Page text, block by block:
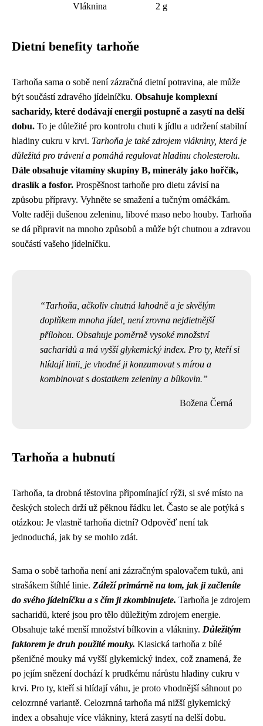
Vláknina 2 g
Dietní benefity tarhoňe
Tarhoňa sama o sobě není zázračná dietní potravina, ale může
být součástí zdravého jídelníčku. Obsahuje komplexní
sacharidy, které dodávají energii postupně a zasytí na delší
dobu. To je důležité pro kontrolu chuti k jídlu a udržení stabilní
hladiny cukru v krvi. Tarhoňa je také zdrojem vlákniny, která je
důležitá pro trávení a pomáhá regulovat hladinu cholesterolu.
Dále obsahuje vitamíny skupiny B, minerály jako hořčík,
draslík a fosfor. Prospěšnost tarhoňe pro dietu závisí na
způsobu přípravy. Vyhněte se smažení a tučným omáčkám.
Volte raději dušenou zeleninu, libové maso nebo houby. Tarhoňa
se dá připravit na mnoho způsobů a může být chutnou a zdravou
součástí vašeho jídelníčku.
Tarhoňa, ačkoliv chutná lahodně a je skvělým
doplňkem mnoha jídel, není zrovna nejdietnější
přílohou. Obsahuje poměrně vysoké množství
sacharidů a má vyšší glykemický index. Pro ty, kteří si
hlídají linii, je vhodné ji konzumovat s mírou a
kombinovat s dostatkem zeleniny a bílkovin.
Božena Černá
Tarhoňa a hubnutí
Tarhoňa, ta drobná těstovina připomínající rýži, si své místo na
českých stolech drží už pěknou řádku let. Často se ale potýká s
otázkou: Je vlastně tarhoňa dietní? Odpověď není tak
jednoduchá, jak by se mohlo zdát.
Sama o sobě tarhoňa není ani zázračným spalovačem tuků, ani
strašákem štíhlé linie. Záleží primárně na tom, jak ji začleníte
do svého jídelníčku a s čím ji zkombinujete. Tarhoňa je zdrojem
sacharidů, které jsou pro tělo důležitým zdrojem energie.
Obsahuje také menší množství bílkovin a vlákniny. Důležitým
faktorem je druh použité mouky. Klasická tarhoňa z bílé
pšeničné mouky má vyšší glykemický index, což znamená, že
po jejím snězení dochází k prudkému nárůstu hladiny cukru v
krvi. Pro ty, kteří si hlídají váhu, je proto vhodnější sáhnout po
celozrnné variantě. Celozrnná tarhoňa má nižší glykemický
index a obsahuje více vlákniny, která zasytí na delší dobu.